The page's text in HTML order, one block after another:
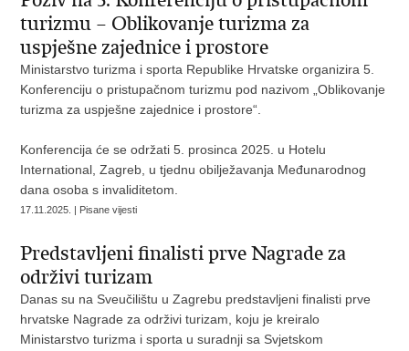
turizmu – Oblikovanje turizma za
uspješne zajednice i prostore
Ministarstvo turizma i sporta Republike Hrvatske organizira 5.
Konferenciju o pristupačnom turizmu pod nazivom „Oblikovanje
turizma za uspješne zajednice i prostore“.
Konferencija će se održati 5. prosinca 2025. u Hotelu
International, Zagreb, u tjednu obilježavanja Međunarodnog
dana osoba s invaliditetom.
17.11.2025. | Pisane vijesti
Predstavljeni finalisti prve Nagrade za
održivi turizam
Danas su na Sveučilištu u Zagrebu predstavljeni finalisti prve
hrvatske Nagrade za održivi turizam, koju je kreiralo
Ministarstvo turizma i sporta u suradnji sa Svjetskom